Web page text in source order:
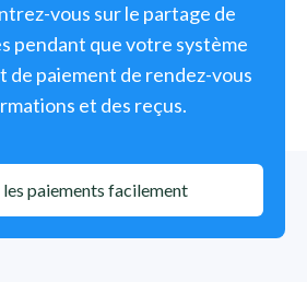
vous sur le partage de
pendant que votre système
de paiement de rendez-vous
et des reçus.
les paiements facilement